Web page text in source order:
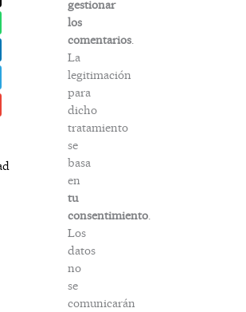
gestionar
los
comentarios.
La
legitimación
para
dicho
tratamiento
se
basa
en
tu
consentimiento.
Los
datos
no
se
comunicarán